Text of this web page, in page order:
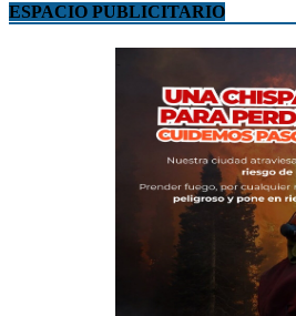
ESPACIO PUBLICITARIO